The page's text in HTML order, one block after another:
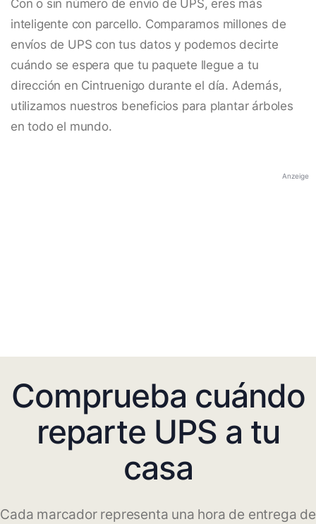
Con o sin número de envío de UPS, eres más
inteligente con parcello. Comparamos millones de
envíos de UPS con tus datos y podemos decirte
cuándo se espera que tu paquete llegue a tu
dirección en Cintruenigo durante el día. Además,
utilizamos nuestros beneficios para plantar árboles
en todo el mundo.
Anzeige
Comprueba cuándo
reparte UPS a tu
casa
Cada marcador representa una hora de entrega de